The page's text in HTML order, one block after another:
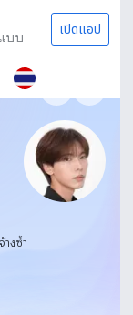
บบ เปิดแอป
างซ้ำ